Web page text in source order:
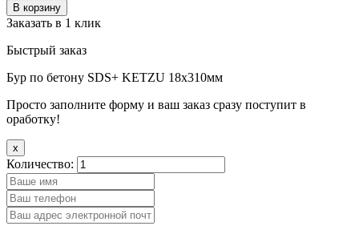
В корзину
Заказать в 1 клик
Быстрый заказ
Бур по бетону SDS+ KETZU 18х310мм
Просто заполните форму и ваш заказ сразу поступит в
оработку!
x
Количество: